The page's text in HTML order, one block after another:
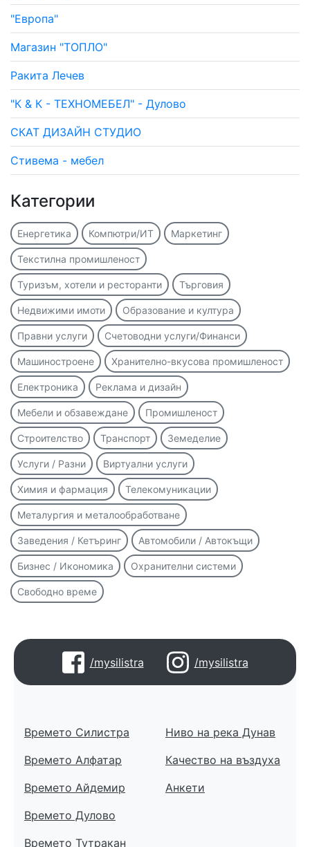
"Европа"
Магазин "ТОПЛО"
Ракита Лечев
"К & К - ТЕХНОМЕБЕЛ" - Дулово
СКАТ ДИЗАЙН СТУДИО
Стивема - мебел
Категории
Енергетика Компютри/ИТ Маркетинг
Текстилна промишленост
Туризъм, хотели и ресторанти Търговия
Недвижими имоти Образование и култура
Правни услуги Счетоводни услуги/Финанси
Машиностроене Хранително-вкусова промишленост
Електроника Реклама и дизайн
Мебели и обзавеждане Промишленост
Строителство Транспорт Земеделие
Услуги / Разни Виртуални услуги
Химия и фармация Телекомуникации
Металургия и металообработване
Заведения / Кетъринг Автомобили / Автокъщи
Бизнес / Икономика Охранителни системи
Свободно време
/mysilistra /mysilistra
Времето Силистра
Времето Алфатар
Времето Айдемир
Времето Дулово
Времето Тутракан
Ниво на река Дунав
Качество на въздуха
Анкети